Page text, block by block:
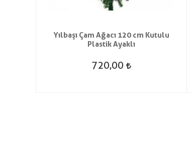
Yılbaşı Çam Ağacı 120 cm Kutulu
Plastik Ayaklı
720,00